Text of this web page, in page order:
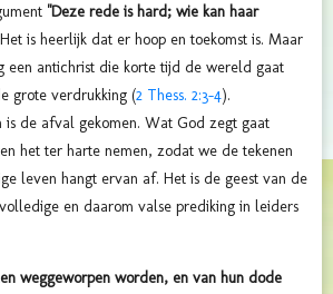
"Deze rede is hard; wie kan haar
Het is heerlijk dat er hoop en toekomst is. Maar
een antichrist die korte tijd de wereld gaat
grote verdrukking (2 Thess. 2:3-4).
is de afval gekomen. Wat God zegt gaat
het ter harte nemen, zodat we de tekenen
leven hangt ervan af. Het is de geest van de
en daarom valse prediking in leiders
weggeworpen worden, en van hun dode